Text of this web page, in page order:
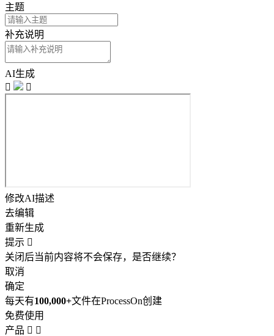
主题
补充说明
AI生成


修改AI描述
去编辑
重新生成
提示 
关闭后当前内容将不会保存，是否继续？
取消
确定
每天有100,000+文件在ProcessOn创建
免费使用
产品  